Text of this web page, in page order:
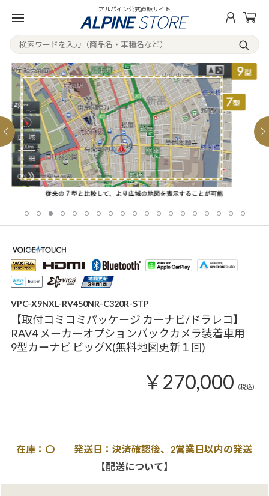
アルパイン公式直販サイト
VPC-X9NXL-RV450NR-C320R-STP
【取付コミコミパッケージ カーナビ/ドラレコ】
RAV4 メーカーオプションバックカメラ装着車用
9型カーナビ ビッグX(無料地図更新１回)
￥270,000 （税込）
在庫：〇 発送日：決済確認後、2営業日以内の発送
【配送について】